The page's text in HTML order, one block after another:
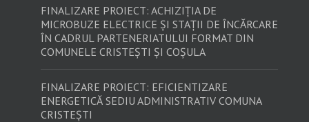
FINALIZARE PROIECT: ACHIZIȚIA DE
MICROBUZE ELECTRICE ȘI STAȚII DE ÎNCĂRCARE
ÎN CADRUL PARTENERIATULUI FORMAT DIN
COMUNELE CRISTEȘTI ȘI COȘULA
FINALIZARE PROIECT: EFICIENTIZARE
ENERGETICĂ SEDIU ADMINISTRATIV COMUNA
CRISTEȘTI